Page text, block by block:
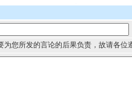
为您所发的言论的后果负责，故请各位